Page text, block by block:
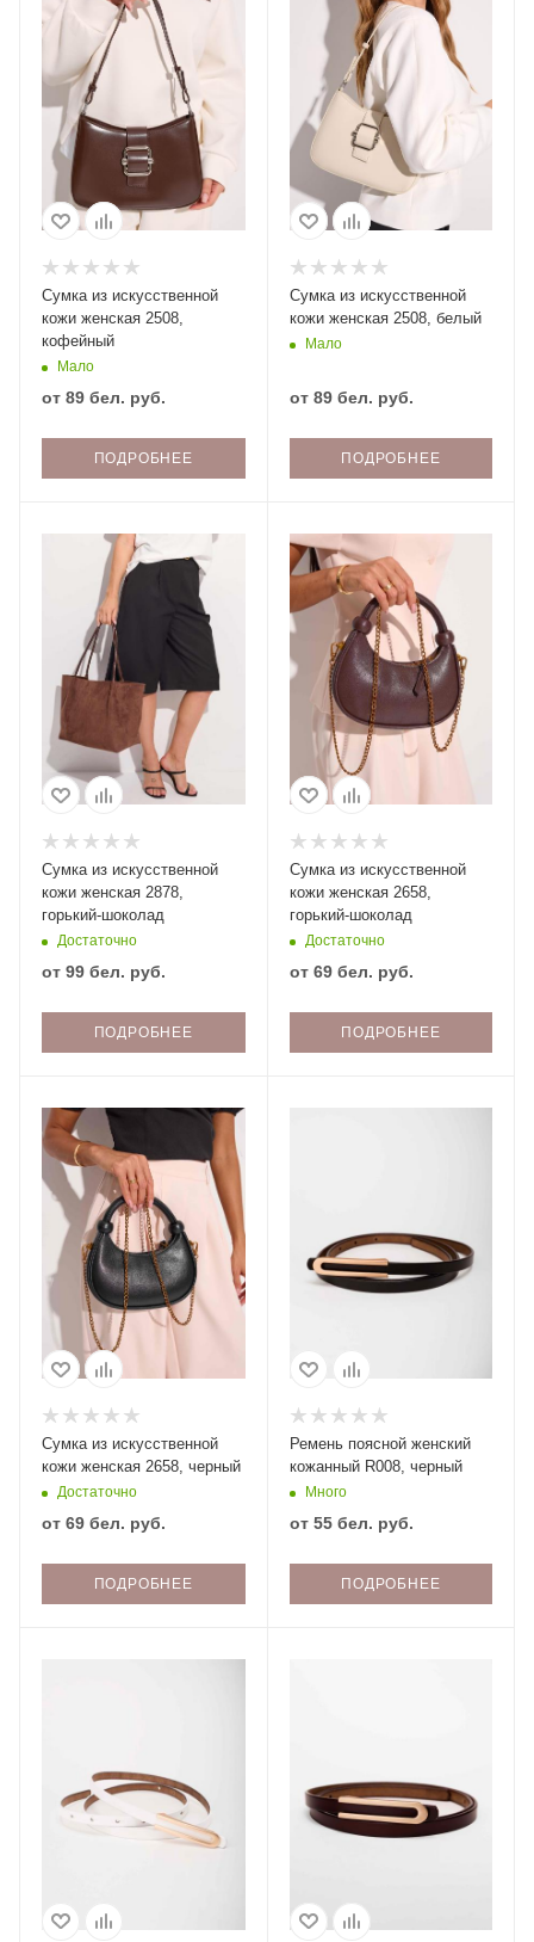
Сумка из искусственной
кожи женская 2508,
кофейный
Мало
от 89 бел. руб.
ПОДРОБНЕЕ
Сумка из искусственной
кожи женская 2508, белый
Мало
от 89 бел. руб.
ПОДРОБНЕЕ
Сумка из искусственной
кожи женская 2878,
горький-шоколад
Достаточно
от 99 бел. руб.
ПОДРОБНЕЕ
Сумка из искусственной
кожи женская 2658,
горький-шоколад
Достаточно
от 69 бел. руб.
ПОДРОБНЕЕ
Сумка из искусственной
кожи женская 2658, черный
Достаточно
от 69 бел. руб.
ПОДРОБНЕЕ
Ремень поясной женский
кожанный R008, черный
Много
от 55 бел. руб.
ПОДРОБНЕЕ